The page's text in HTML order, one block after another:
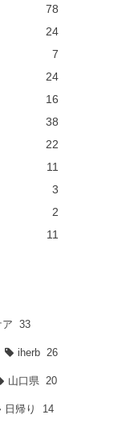
78
24
7
24
16
38
22
11
3
2
11
ア 33
iherb 26
山口県 20
日帰り 14